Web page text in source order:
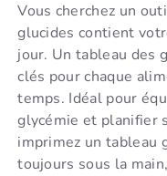
Vous cherchez un
glucides contient
jour. Un tableau des
clés pour chaque
temps. Idéal pour
glycémie et planifier
imprimez un tableau
toujours sous la